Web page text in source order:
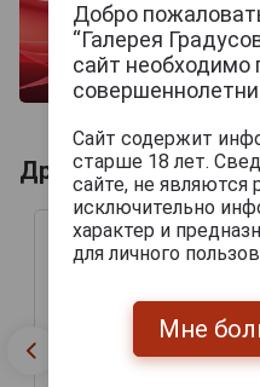
Другие продукты
Добро
“Галерея
сайт необходимо
Сайт содержит
старше 18 лет.
сайте, не являются
исключительно
характер и
для личного
Мне